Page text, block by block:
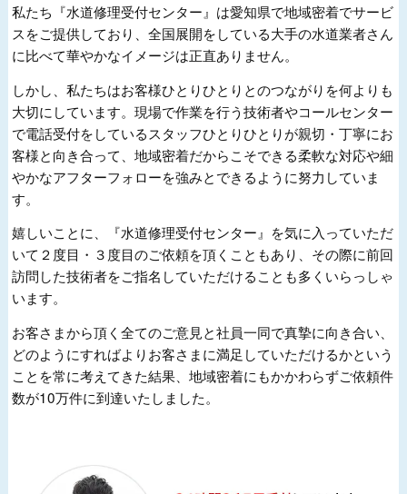
私たち『水道修理受付センター』は愛知県で地域密着でサービ
スをご提供しており、全国展開をしている大手の水道業者さん
に比べて華やかなイメージは正直ありません。
しかし、私たちはお客様ひとりひとりとのつながりを何よりも
大切にしています。現場で作業を行う技術者やコールセンター
で電話受付をしているスタッフひとりひとりが親切・丁寧にお
客様と向き合って、地域密着だからこそできる柔軟な対応や細
やかなアフターフォローを強みとできるように努力していま
す。
嬉しいことに、『水道修理受付センター』を気に入っていただ
いて２度目・３度目のご依頼を頂くこともあり、その際に前回
訪問した技術者をご指名していただけることも多くいらっしゃ
います。
お客さまから頂く全てのご意見と社員一同で真摯に向き合い、
どのようにすればよりお客さまに満足していただけるかという
ことを常に考えてきた結果、地域密着にもかかわらずご依頼件
数が10万件に到達いたしました。